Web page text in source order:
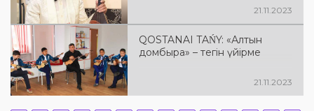
21.11.2023
QOSTANAI TAŃY: «Алтын
домбыра» – тегін үйірме
21.11.2023